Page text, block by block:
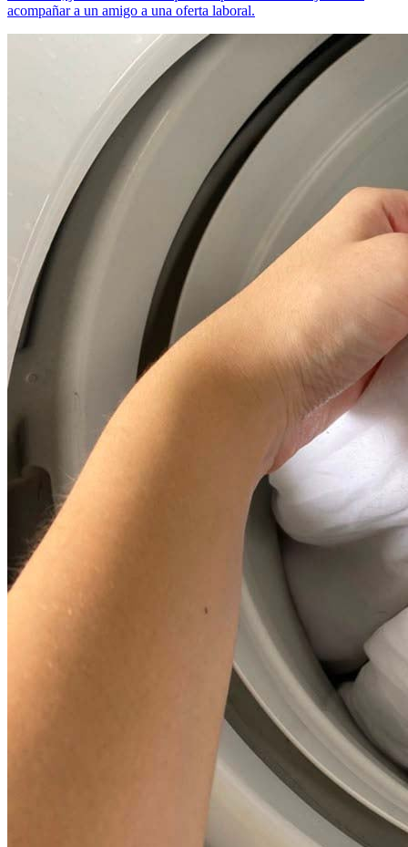
acompañar a un amigo a una oferta laboral.